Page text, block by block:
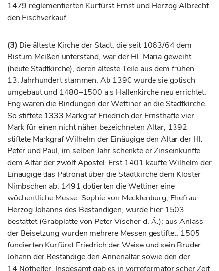
1479 reglementierten KurfürstErnst und HerzogAlbrecht
den Fischverkauf.
(3) Die älteste Kirche der Stadt, die seit 1063/64 dem
Bistum Meißen unterstand, war der Hl. Maria geweiht
(heute Stadtkirche), deren älteste Teile aus dem frühen
13. Jahrhundertstammen. Ab 1390 wurde sie gotisch
umgebaut und 1480–1500 als Hallenkirche neu errichtet.
Eng waren die Bindungen der Wettiner an die Stadtkirche.
So stiftete 1333 MarkgrafFriedrich der Ernsthafte vier
Mark für einen nicht näher bezeichneten Altar, 1392
stiftete MarkgrafWilhelm der Einäugige den Altar der Hl.
Peter und Paul, im selben Jahr schenkte er Zinseinkünfte
dem Altar der zwölf Apostel. Erst 1401 kaufte Wilhelm der
Einäugige das Patronat über die Stadtkirche dem Kloster
Nimbschen ab. 1491 dotierten die Wettiner eine
wöchentliche Messe. Sophie von Mecklenburg, Ehefrau
HerzogJohanns des Beständigen, wurde hier 1503
bestattet (Grabplatte von Peter Vischer d. Ä.); aus Anlass
der Beisetzung wurden mehrere Messen gestiftet. 1505
fundierten KurfürstFriedrich der Weise und sein Bruder
Johann der Beständige den Annenaltar sowie den der
14 Nothelfer. Insgesamt gab es in vorreformatorischer Zeit